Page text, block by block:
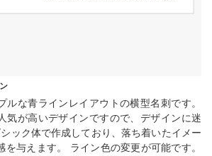
ルな青ラインレイアウトの横型名刺です。
気が高いデザインですので、デザインに迷
ック体で作成しており、落ち着いたイメー
を与えます。 ライン色の変更が可能です。